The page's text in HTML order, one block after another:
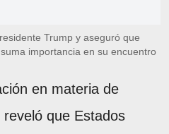
Trump y aseguró que
importancia en su encuentro
en materia de
que Estados